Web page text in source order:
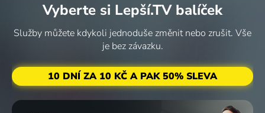
Vyberte si Lepší.TV balíček
Služby můžete kdykoli jednoduše změnit nebo zrušit. Vše
je bez závazku.
10 DNÍ ZA 10 KČ A PAK 50% SLEVA